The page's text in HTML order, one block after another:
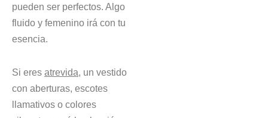
pueden ser perfectos. Algo
fluido y femenino irá con tu
esencia.
Si eres atrevida, un vestido
con aberturas, escotes
llamativos o colores